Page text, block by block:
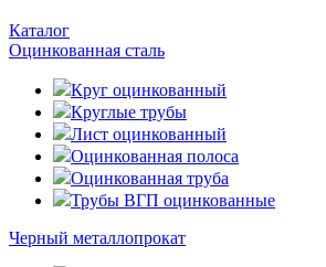
Каталог
Оцинкованная сталь
Круг оцинкованный
Круглые трубы
Лист оцинкованный
Оцинкованная полоса
Оцинкованная труба
Трубы ВГП оцинкованные
Черный металлопрокат